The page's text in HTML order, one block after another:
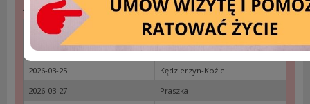
Akcje Wyjazdowe »
DATA
MIEJSCOWOŚĆ
2026-03-24
Opole
2026-03-25
Kędzierzyn-Koźle
2026-03-27
Praszka